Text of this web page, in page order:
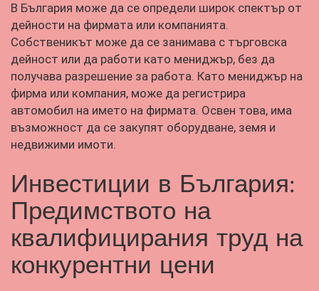
В България може да се определи широк спектър от
дейности на фирмата или компанията.
Собственикът може да се занимава с търговска
дейност или да работи като мениджър, без да
получава разрешение за работа. Като мениджър на
фирма или компания, може да регистрира
автомобил на името на фирмата. Освен това, има
възможност да се закупят оборудване, земя и
недвижими имоти.
Инвестиции в България:
Предимството на
квалифицирания труд на
конкурентни цени